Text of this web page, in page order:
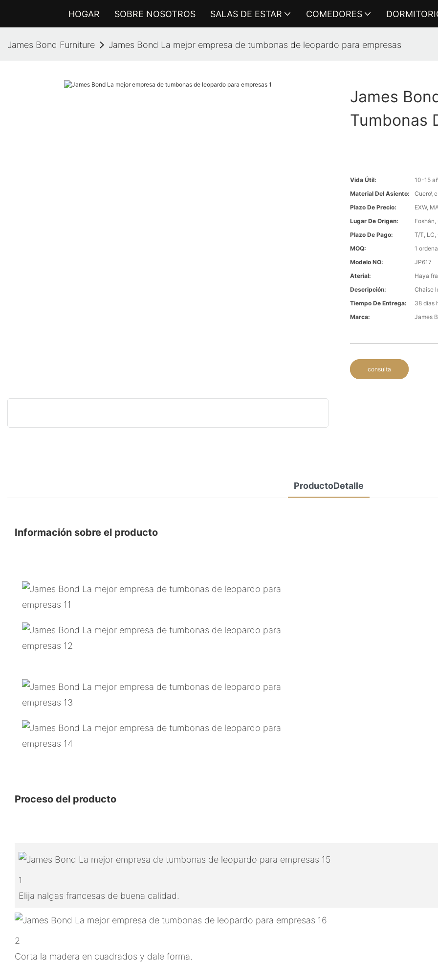
HOGAR SOBRE NOSOTROS SALAS DE ESTAR COMEDORES
James Bond Furniture James Bond La mejor empresa de tumbonas de leopardo para empresas
James
Tumbonas
Vida Útil:
10-15
Material Del Asiento:
Cuero\
Plazo De Precio:
EXW,
Lugar De Origen:
Foshán,
Plazo De Pago:
T/T, LC,
MOQ:
1
Modelo NO:
JP617
Aterial:
Haya
Descripción:
Chaise
Tiempo De Entrega:
38 días
Marca:
James
consulta
ProductoDetalle
Información sobre el producto
Proceso del producto
1
Elija nalgas francesas de buena calidad.
2
Corta la madera en cuadrados y dale forma.